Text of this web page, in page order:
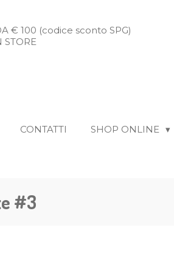
€ 100 (codice sconto SPG)
STORE
CONTATTI SHOP ONLINE
#3